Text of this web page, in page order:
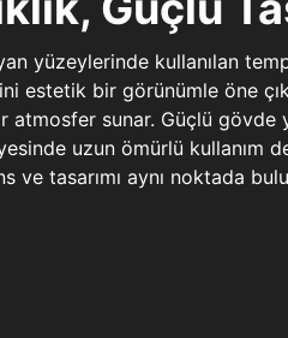
yüzeylerinde kullanılan
estetik bir görünümle öne
sunar. Güçlü gövde
uzun ömürlü kullanım
ve tasarımı aynı noktada